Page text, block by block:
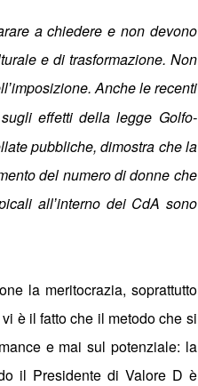
a chiedere e non devono
e di trasformazione. Non
’imposizione. Anche le recenti
effetti della legge Golfo-
pubbliche, dimostra che la
del numero di donne che
all’interno dei CdA sono
la meritocrazia, soprattutto
è il fatto che il metodo che si
e mai sul potenziale: la
il Presidente di Valore D è